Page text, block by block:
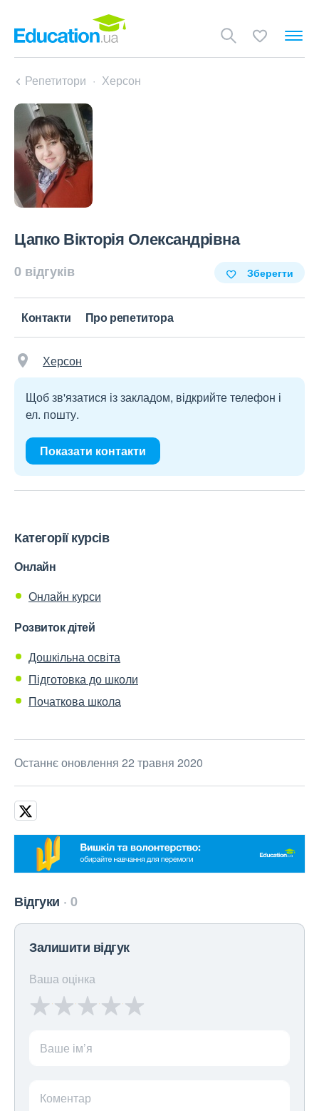
Репетитори Херсон
Цапко Вікторія Олександрівна
0 відгуків Зберегти
Контакти Про репетитора
Херсон
Щоб зв'язатися із закладом, відкрийте телефон і
ел. пошту.
Показати контакти
Категорії курсів
Онлайн
Онлайн курси
Розвиток дітей
Дошкільна освіта
Підготовка до школи
Початкова школа
Останнє оновлення 22 травня 2020
Відгуки 0
Залишити відгук
Ваша оцінка
Ваше ім’я
Коментар